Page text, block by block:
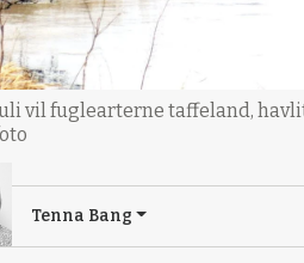
vil fuglearterne taffeland,
Tenna Bang